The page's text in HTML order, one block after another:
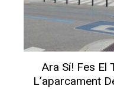
Ara Sí! Fes El
L’aparcament